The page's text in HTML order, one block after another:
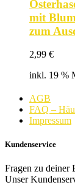
mit
zum
2,99 €
inkl. 19 %
AGB
FAQ –
Impressum
Kundenservice
Fragen zu deiner
Unser